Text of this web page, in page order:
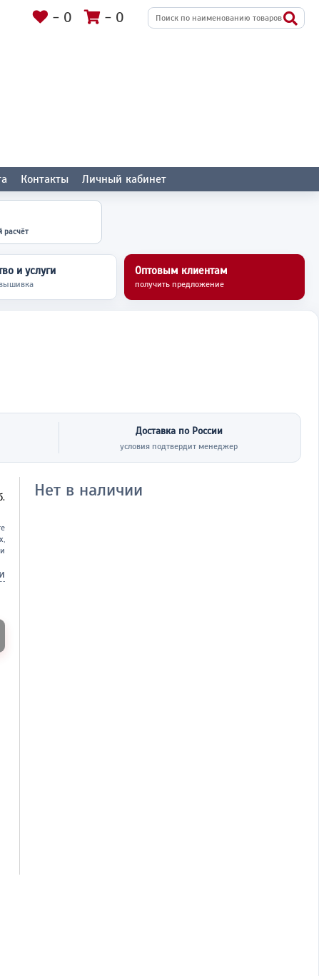
- 0 - 0
Контакты Личный кабинет
расчёт
и услуги Оптовым клиентам
получить предложение
Доставка по России
условия подтвердит менеджер
Нет в наличии